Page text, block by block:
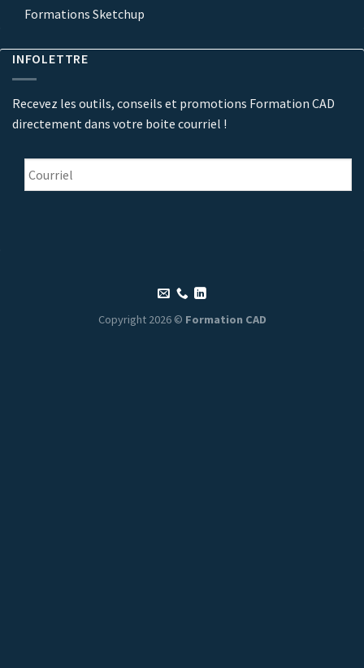
Formations Sketchup
INFOLETTRE
Recevez les outils, conseils et promotions Formation CAD
directement dans votre boite courriel !
Courriel *
Copyright 2026 © Formation CAD